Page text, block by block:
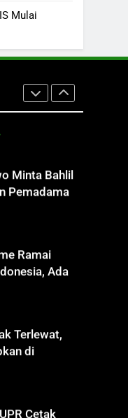
Mulai
Antrean di
Terurai
Jadi
Korupsi
Pemadaman
Ada
Shinchan,
di